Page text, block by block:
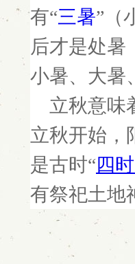
有“三暑”（
后才是处暑
小暑、大暑
立秋意味
立秋开始，
是古时“四
有祭祀土地